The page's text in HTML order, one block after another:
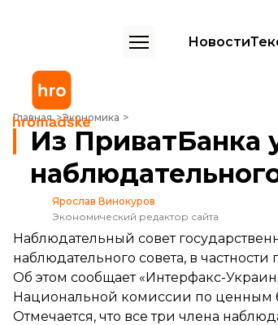
Новости
Главная Экономика
Из ПриватБанка ушли три независимых члена
Из ПриватБанка
Ярослав Винокуров
Экономический редактор сайта
Наблюдательный совет
наблюдательного совета, в
Об этом сообщает «Интерфакс-
Национальной комиссии по ценным
Отмечается, что все три члена